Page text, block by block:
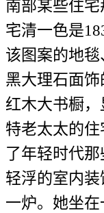
南部某些住
宅清一色是
该图案的地毯
黑大理石面
红木大书橱
特老太太的
了年轻时代
轻浮的室内
一炉。她坐